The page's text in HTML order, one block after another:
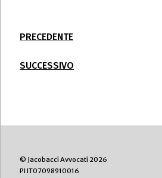
PRECEDENTE
SUCCESSIVO
© Jacobacci Avvocati 2026
PI IT07098910016